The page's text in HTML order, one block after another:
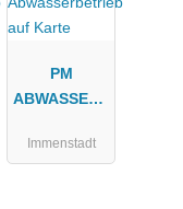
PM
ABWASSERT
Immenstadt